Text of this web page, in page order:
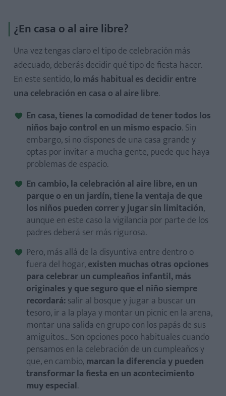
¿En casa o al aire libre?
Una vez tengas claro el tipo de celebración más
adecuado, deberás decidir qué tipo de fiesta hacer.
En este sentido,lo más habitual es decidir entre
una celebración en casa o al aire libre.
En casa, tienes la comodidad de tener todos los
niños bajo control en un mismo espacio. Sin
embargo, si no dispones de una casa grande y
optas por invitar a mucha gente, puede que haya
problemas de espacio.
En cambio, la celebración al aire libre, en un
parque o en un jardín, tiene la ventaja de que
los niños pueden correr y jugar sin limitación,
aunque en este caso la vigilancia por parte de los
padres deberá ser más rigurosa.
Pero, más allá de la disyuntiva entre dentro o
fuera del hogar,existen muchas otras opciones
para celebrar un cumpleaños infantil, más
originales y que seguro que el niño siempre
recordará:salir al bosque y jugar a buscar un
tesoro, ir a la playa y montar un picnic en la arena,
montar una salida en grupo con los papás de sus
amiguitos... Son opciones poco habituales cuando
pensamos en la celebración de un cumpleaños y
que, en cambio,marcan la diferencia y pueden
transformar la fiesta en un acontecimiento
muy especial.